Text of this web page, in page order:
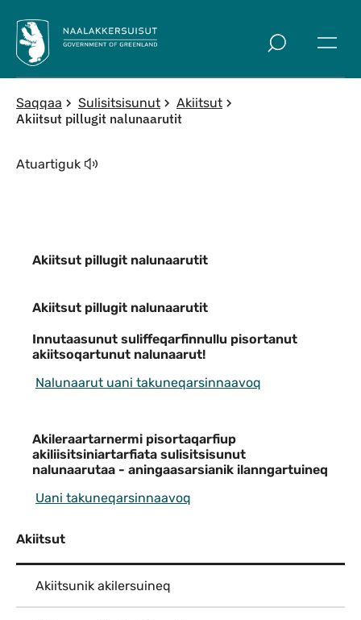
Saqqaa Sulisitsisunut Akiitsut
Akiitsut pillugit nalunaarutit
Atuartiguk
Akiitsut pillugit nalunaarutit
Akiitsut pillugit nalunaarutit
Akiitsut pillugit nalunaarutit
Innutaasunut suliffeqarfinnullu pisortanut
akiitsoqartunut nalunaarut!
Nalunaarut uani takuneqarsinnaavoq
Akileraartarnermi pisortaqarfiup
akiliisitsiniartarfiata sulisitsisunut
nalunaarutaa - aningaasarsianik ilanngartuineq
Uani takuneqarsinnaavoq
Akiitsut
Akiitsunik akilersuineq